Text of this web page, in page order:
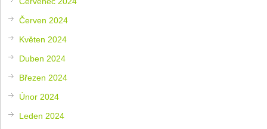
Červen 2024
Květen 2024
Duben 2024
Březen 2024
Únor 2024
Leden 2024